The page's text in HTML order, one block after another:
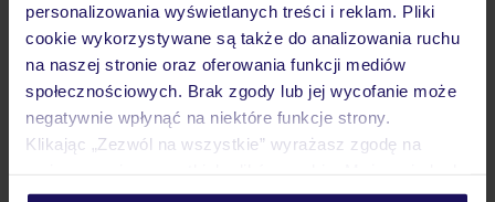
personalizowania wyświetlanych treści i reklam. Pliki
cookie wykorzystywane są także do analizowania ruchu
na naszej stronie oraz oferowania funkcji mediów
społecznościowych. Brak zgody lub jej wycofanie może
negatywnie wpłynąć na niektóre funkcje strony.
Klikając „Zezwól na wszystkie” wyrażasz zgodę na
personalizować swój wybór wchodząc w zakładkę
Pokoje
Wyżywienie